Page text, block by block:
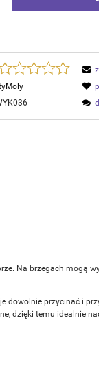
Na brzegach mogą
dowolnie przycinać i
dzięki temu idealnie